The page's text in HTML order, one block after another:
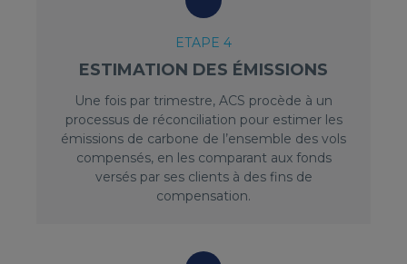
ETAPE 4
ESTIMATION DES ÉMISSIONS
Une fois par trimestre, ACS procède à un
processus de réconciliation pour estimer les
émissions de carbone de l’ensemble des vols
compensés, en les comparant aux fonds
versés par ses clients à des fins de
compensation.